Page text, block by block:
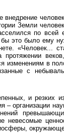
внедрение
Земли
по всей
это было ему
«Человек...
в
с
и резких
– организации
невесомые